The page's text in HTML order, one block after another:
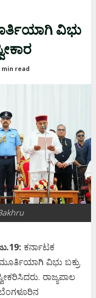
ವಿಭು
min read
ಕರ್ನಾಟಕ
ವಿಭು ಬಕ್ರು
ರಾಜ್ಯಪಾಲ